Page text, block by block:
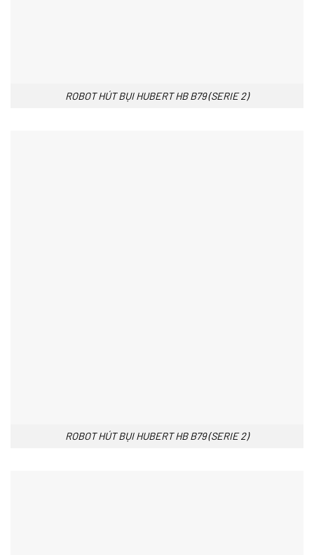
ROBOT HÚT BỤI HUBERT HB B79 (SERIE 2)
ROBOT HÚT BỤI HUBERT HB B79 (SERIE 2)